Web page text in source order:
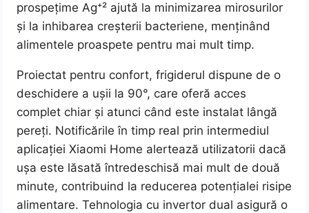
prospețime Ag⁺² ajută la minimizarea mirosurilor
și la inhibarea creșterii bacteriene, menținând
alimentele proaspete pentru mai mult timp.
Proiectat pentru confort, frigiderul dispune de o
deschidere a ușii la 90°, care oferă acces
complet chiar și atunci când este instalat lângă
pereți. Notificările în timp real prin intermediul
aplicației Xiaomi Home alertează utilizatorii dacă
ușa este lăsată întredeschisă mai mult de două
minute, contribuind la reducerea potențialei risipe
alimentare. Tehnologia cu invertor dual asigură o